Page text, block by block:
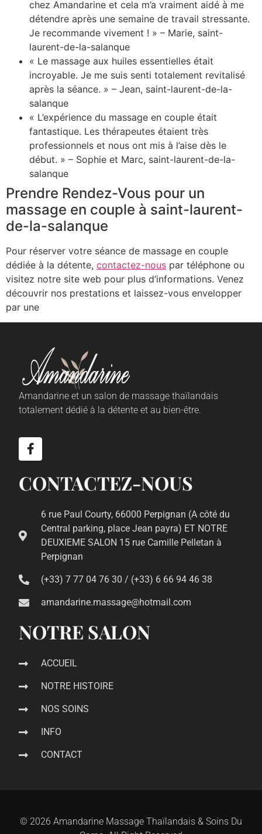
chez Amandarine et cela m’a vraiment aidé à me
détendre après une semaine de travail stressante.
Je recommande vivement ! » – Marie, saint-
laurent-de-la-salanque
« Le massage aux huiles essentielles était
incroyable. Je me suis senti totalement revitalisé
après la séance. » – Jean, saint-laurent-de-la-
salanque
« L’expérience du massage en couple était
fantastique. Les thérapeutes étaient très
professionnels et nous ont mis à l’aise dès le
début. » – Sophie et Marc, saint-laurent-de-la-
salanque
Prendre Rendez-Vous pour un
massage en couple à saint-laurent-
de-la-salanque
Pour réserver votre séance de massage en couple
dédiée à la détente, contactez-nous par téléphone ou
visitez notre site web pour plus d’informations. Venez
découvrir nos prestations et laissez-vous envelopper
par une
Amandarine et un salon de massage thaïlandais
totalement dédié à la détente et au bien-être.
CONTACTEZ-NOUS
6 rue Paul Courty, 66000 Perpignan (A côté du
Central parking, place Jean payra) ET NOTRE
DEUXIEME SALON 15 rue Camille Pelletan à
Perpignan
(+33) 7 77 04 76 30 / (+33) 6 66 94 46 38
amandarine.massage@hotmail.com
NOTRE SALON
ACCUEIL
NOTRE HISTOIRE
NOS SOINS
INFO
CONTACT
© 2026 Amandarine Massage Thaïlandais & Soins Du